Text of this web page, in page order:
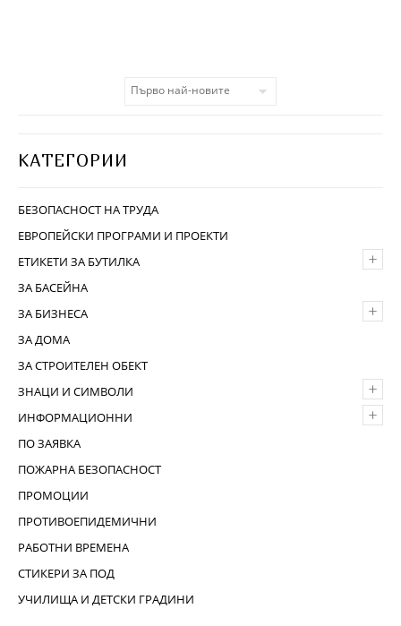
КАТЕГОРИИ
БЕЗОПАСНОСТ НА ТРУДА
ЕВРОПЕЙСКИ ПРОГРАМИ И ПРОЕКТИ
+
ЕТИКЕТИ ЗА БУТИЛКА
ЗА БАСЕЙНА
+
ЗА БИЗНЕСА
ЗА ДОМА
ЗА СТРОИТЕЛЕН ОБЕКТ
+
ЗНАЦИ И СИМВОЛИ
+
ИНФОРМАЦИОННИ
ПО ЗАЯВКА
ПОЖАРНА БЕЗОПАСНОСТ
ПРОМОЦИИ
ПРОТИВОЕПИДЕМИЧНИ
РАБОТНИ ВРЕМЕНА
СТИКЕРИ ЗА ПОД
УЧИЛИЩА И ДЕТСКИ ГРАДИНИ